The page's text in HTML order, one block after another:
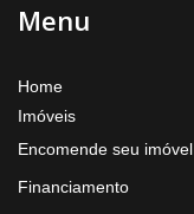
Menu
Home
Imóveis
Encomende seu imóvel
Financiamento